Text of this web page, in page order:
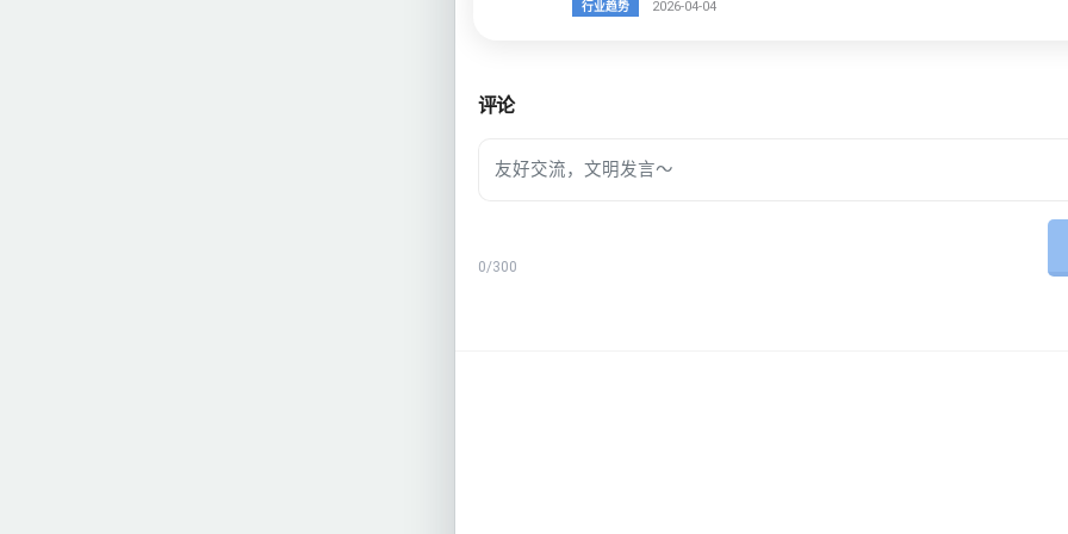
行业趋势 2026-04-04
评论
0/300